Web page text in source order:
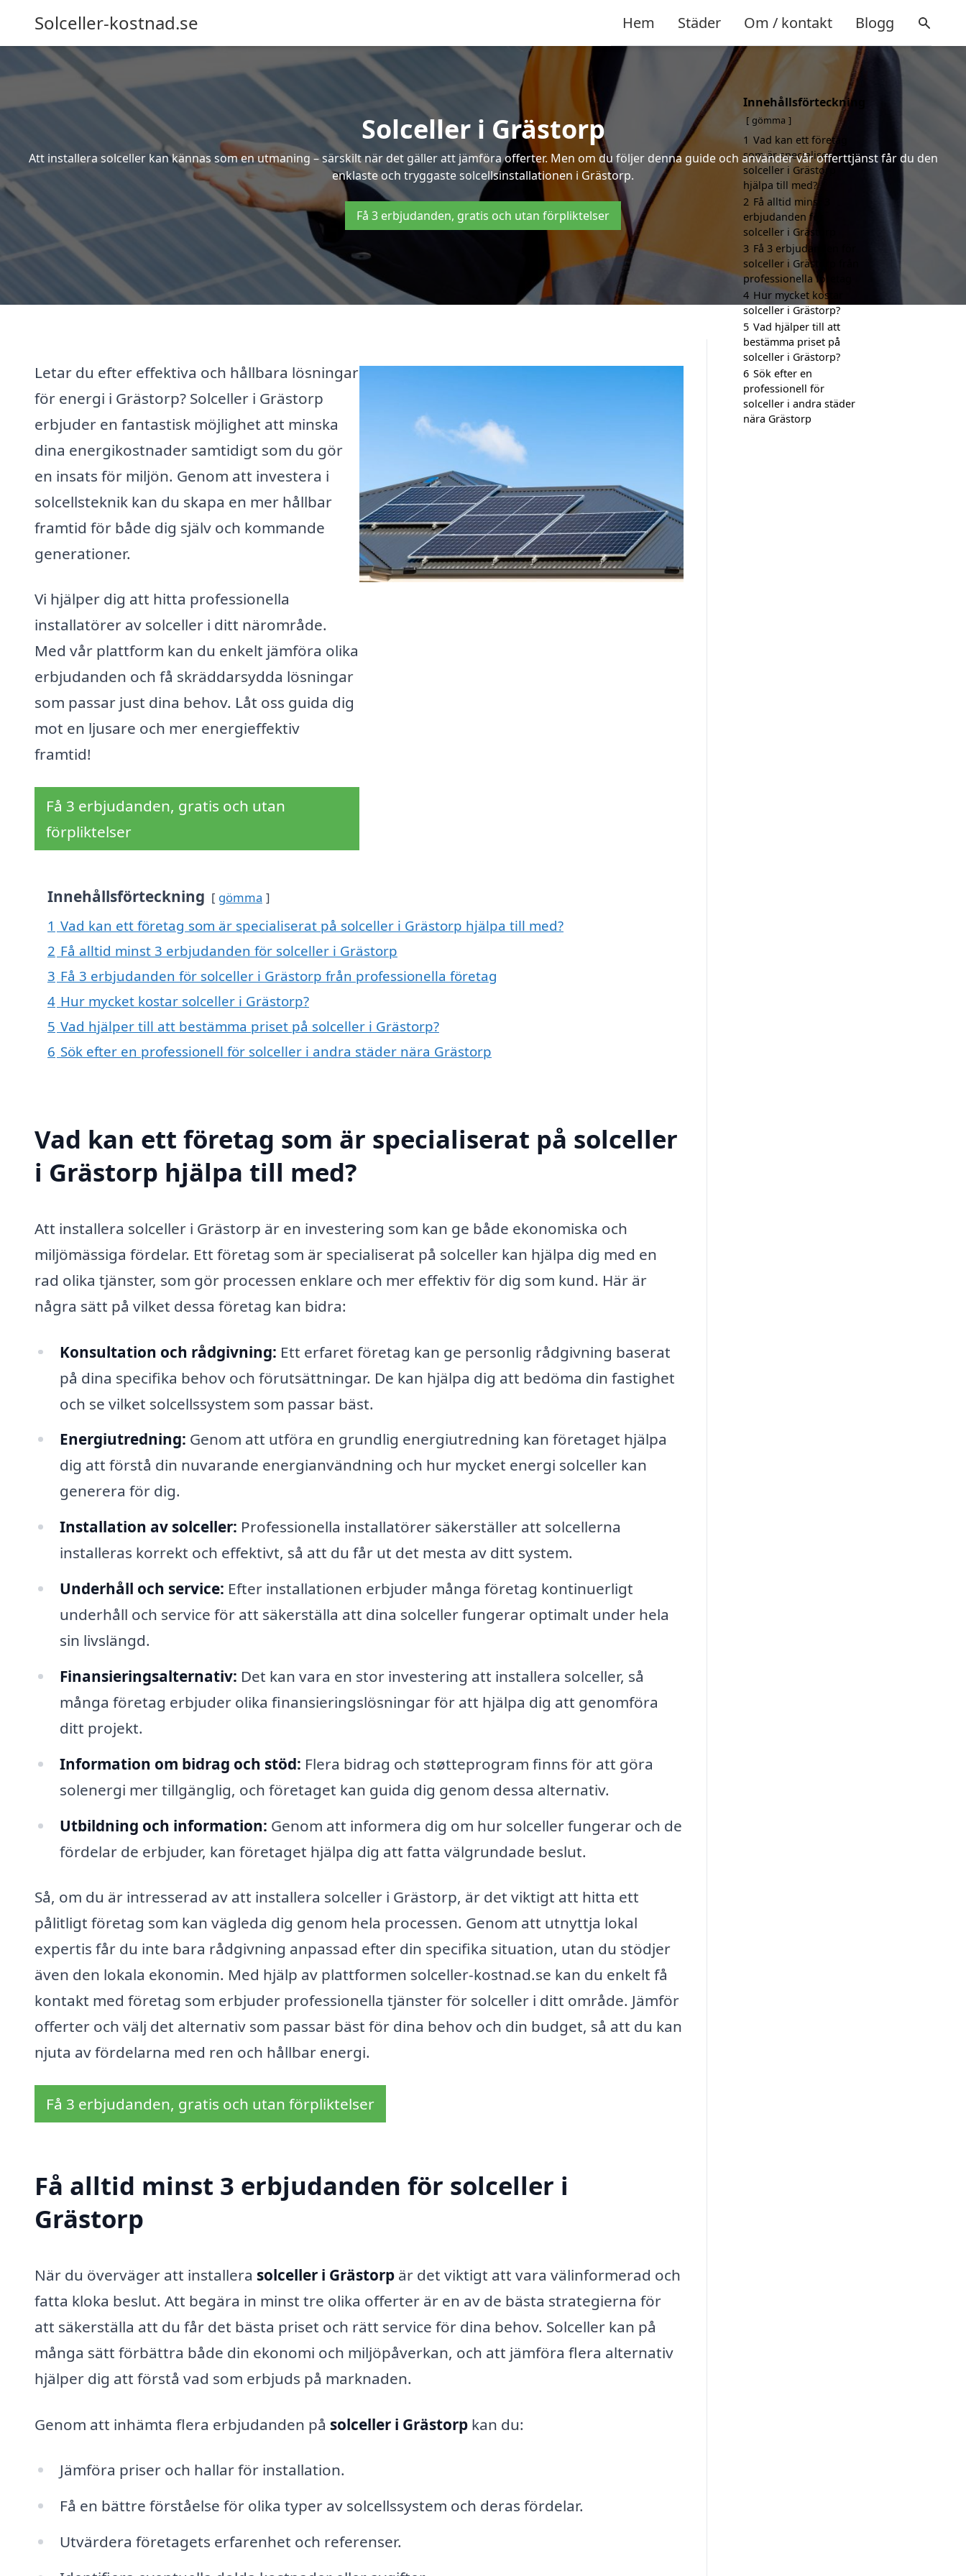
Solceller-kostnad.se Hem Städer Om / kontakt Blogg
Solceller i Grästorp
Att installera solceller kan kännas som en utmaning – särskilt när det gäller att jämföra offerter. Men om du följer denna guide och använder vår offerttjänst får du den
enklaste och tryggaste solcellsinstallationen i Grästorp.
Få 3 erbjudanden, gratis och utan förpliktelser
Letar du efter effektiva och hållbara lösningar
för energi i Grästorp? Solceller i Grästorp
erbjuder en fantastisk möjlighet att minska
dina energikostnader samtidigt som du gör
en insats för miljön. Genom att investera i
solcellsteknik kan du skapa en mer hållbar
framtid för både dig själv och kommande
generationer.
Vi hjälper dig att hitta professionella
installatörer av solceller i ditt närområde.
Med vår plattform kan du enkelt jämföra olika
erbjudanden och få skräddarsydda lösningar
som passar just dina behov. Låt oss guida dig
mot en ljusare och mer energieffektiv
framtid!
Få 3 erbjudanden, gratis och utan
förpliktelser
Innehållsförteckning gömma
1 Vad kan ett företag som är specialiserat på solceller i Grästorp hjälpa till med?
2 Få alltid minst 3 erbjudanden för solceller i Grästorp
3 Få 3 erbjudanden för solceller i Grästorp från professionella företag
4 Hur mycket kostar solceller i Grästorp?
5 Vad hjälper till att bestämma priset på solceller i Grästorp?
6 Sök efter en professionell för solceller i andra städer nära Grästorp
Vad kan ett företag som är specialiserat på solceller
i Grästorp hjälpa till med?
Att installera solceller i Grästorp är en investering som kan ge både ekonomiska och
miljömässiga fördelar. Ett företag som är specialiserat på solceller kan hjälpa dig med en
rad olika tjänster, som gör processen enklare och mer effektiv för dig som kund. Här är
några sätt på vilket dessa företag kan bidra:
Konsultation och rådgivning: Ett erfaret företag kan ge personlig rådgivning baserat
på dina specifika behov och förutsättningar. De kan hjälpa dig att bedöma din fastighet
och se vilket solcellssystem som passar bäst.
Energiutredning: Genom att utföra en grundlig energiutredning kan företaget hjälpa
dig att förstå din nuvarande energianvändning och hur mycket energi solceller kan
generera för dig.
Installation av solceller: Professionella installatörer säkerställer att solcellerna
installeras korrekt och effektivt, så att du får ut det mesta av ditt system.
Underhåll och service: Efter installationen erbjuder många företag kontinuerligt
underhåll och service för att säkerställa att dina solceller fungerar optimalt under hela
sin livslängd.
Finansieringsalternativ: Det kan vara en stor investering att installera solceller, så
många företag erbjuder olika finansieringslösningar för att hjälpa dig att genomföra
ditt projekt.
Information om bidrag och stöd: Flera bidrag och støtteprogram finns för att göra
solenergi mer tillgänglig, och företaget kan guida dig genom dessa alternativ.
Utbildning och information: Genom att informera dig om hur solceller fungerar och de
fördelar de erbjuder, kan företaget hjälpa dig att fatta välgrundade beslut.
Så, om du är intresserad av att installera solceller i Grästorp, är det viktigt att hitta ett
pålitligt företag som kan vägleda dig genom hela processen. Genom att utnyttja lokal
expertis får du inte bara rådgivning anpassad efter din specifika situation, utan du stödjer
även den lokala ekonomin. Med hjälp av plattformen solceller-kostnad.se kan du enkelt få
kontakt med företag som erbjuder professionella tjänster för solceller i ditt område. Jämför
offerter och välj det alternativ som passar bäst för dina behov och din budget, så att du kan
njuta av fördelarna med ren och hållbar energi.
Få 3 erbjudanden, gratis och utan förpliktelser
Få alltid minst 3 erbjudanden för solceller i
Grästorp
När du överväger att installera solceller i Grästorp är det viktigt att vara välinformerad och
fatta kloka beslut. Att begära in minst tre olika offerter är en av de bästa strategierna för
att säkerställa att du får det bästa priset och rätt service för dina behov. Solceller kan på
många sätt förbättra både din ekonomi och miljöpåverkan, och att jämföra flera alternativ
hjälper dig att förstå vad som erbjuds på marknaden.
Genom att inhämta flera erbjudanden på solceller i Grästorp kan du:
Jämföra priser och hallar för installation.
Få en bättre förståelse för olika typer av solcellssystem och deras fördelar.
Utvärdera företagets erfarenhet och referenser.
Innehållsförteckning
gömma
1 Vad kan ett företag
som är specialiserat på
solceller i Grästorp
hjälpa till med?
2 Få alltid minst 3
erbjudanden för
solceller i Grästorp
3 Få 3 erbjudanden för
solceller i Grästorp från
professionella företag
4 Hur mycket kostar
solceller i Grästorp?
5 Vad hjälper till att
bestämma priset på
solceller i Grästorp?
6 Sök efter en
professionell för
solceller i andra städer
nära Grästorp